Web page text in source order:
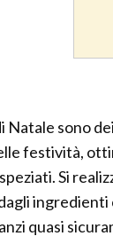
Natale sono
festività,
Si
quasi